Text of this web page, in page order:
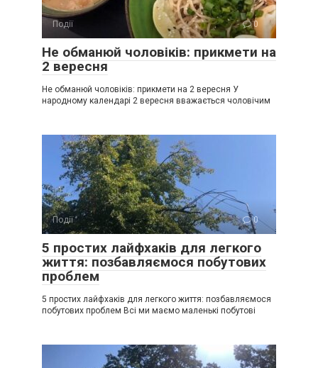
Події 0
Не обманюй чоловіків: прикмети на
2 вересня
Не обманюй чоловіків: прикмети на 2 вересня У
народному календарі 2 вересня вважається чоловічим
Події 0
5 простих лайфхаків для легкого
життя: позбавляємося побутових
проблем
5 простих лайфхаків для легкого життя: позбавляємося
побутових проблем Всі ми маємо маленькі побутові